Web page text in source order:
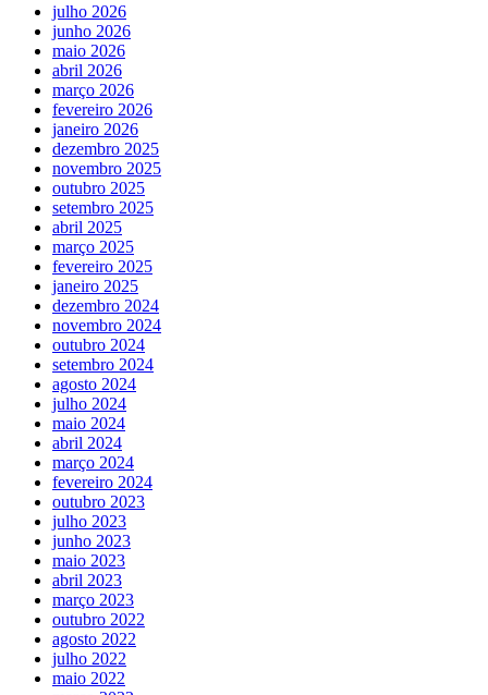
julho 2026
junho 2026
maio 2026
abril 2026
março 2026
fevereiro 2026
janeiro 2026
dezembro 2025
novembro 2025
outubro 2025
setembro 2025
abril 2025
março 2025
fevereiro 2025
janeiro 2025
dezembro 2024
novembro 2024
outubro 2024
setembro 2024
agosto 2024
julho 2024
maio 2024
abril 2024
março 2024
fevereiro 2024
outubro 2023
julho 2023
junho 2023
maio 2023
abril 2023
março 2023
outubro 2022
agosto 2022
julho 2022
maio 2022